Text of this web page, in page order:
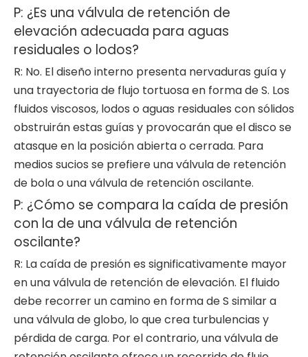
P: ¿Es una válvula de retención de
elevación adecuada para aguas
residuales o lodos?
R: No. El diseño interno presenta nervaduras guía y
una trayectoria de flujo tortuosa en forma de S. Los
fluidos viscosos, lodos o aguas residuales con sólidos
obstruirán estas guías y provocarán que el disco se
atasque en la posición abierta o cerrada. Para
medios sucios se prefiere una válvula de retención
de bola o una válvula de retención oscilante.
P: ¿Cómo se compara la caída de presión
con la de una válvula de retención
oscilante?
R: La caída de presión es significativamente mayor
en una válvula de retención de elevación. El fluido
debe recorrer un camino en forma de S similar a
una válvula de globo, lo que crea turbulencias y
pérdida de carga. Por el contrario, una válvula de